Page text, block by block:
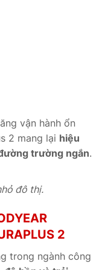
vận hành ổn
2 mang lại hiệu
trường ngắn.
đô thị.
2
trong ngành công